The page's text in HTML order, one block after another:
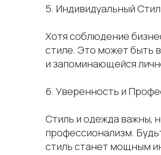
5. Индивидуальный
Хотя соблюдение
стиле. Это может быть
и запоминающейся
6. Уверенность и
Стиль и одежда важны,
профессионализм.
стиль станет мощным